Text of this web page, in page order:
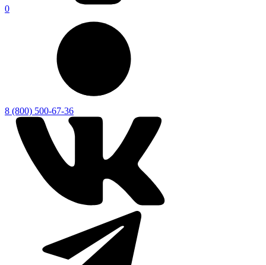
0
8 (800) 500-67-36